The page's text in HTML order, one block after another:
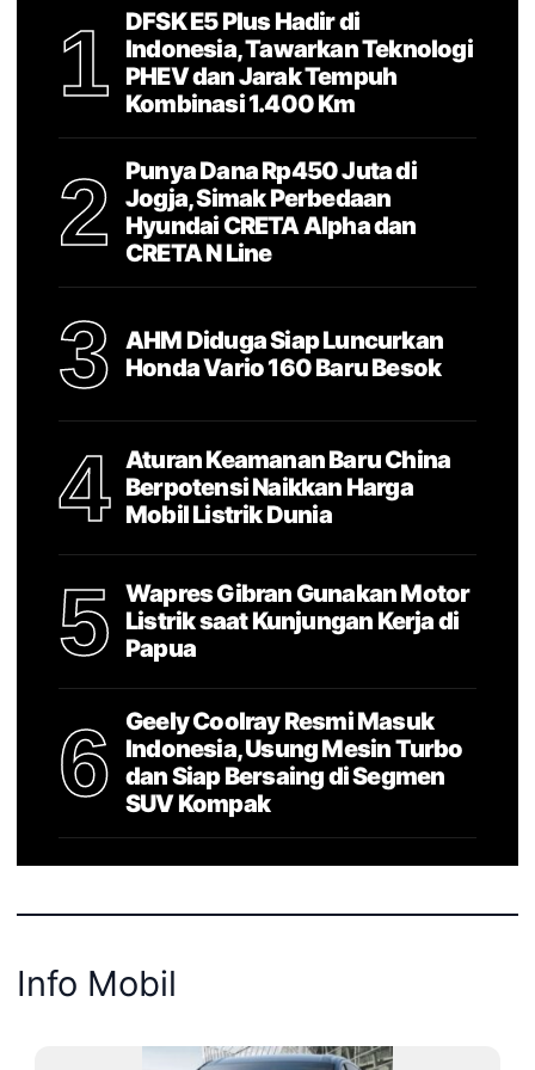
1
DFSK E5 Plus Hadir di
Indonesia, Tawarkan Teknologi
PHEV dan Jarak Tempuh
Kombinasi 1.400 Km
2
Punya Dana Rp450 Juta di
Jogja, Simak Perbedaan
Hyundai CRETA Alpha dan
CRETA N Line
3
AHM Diduga Siap Luncurkan
Honda Vario 160 Baru Besok
4
Aturan Keamanan Baru China
Berpotensi Naikkan Harga
Mobil Listrik Dunia
5
Wapres Gibran Gunakan Motor
Listrik saat Kunjungan Kerja di
Papua
6
Geely Coolray Resmi Masuk
Indonesia, Usung Mesin Turbo
dan Siap Bersaing di Segmen
SUV Kompak
Info Mobil